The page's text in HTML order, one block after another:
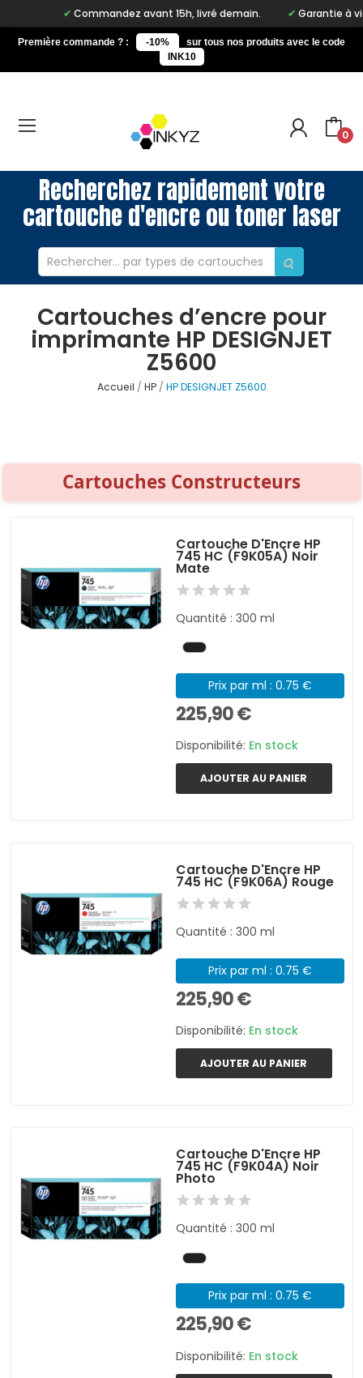
Commandez avant 15h, livré demain. Garantie à vie
Première commande ? : -10%
sur tous nos produits avec le code
INK10
0
Recherchez rapidement votre
cartouche d'encre ou toner laser
Cartouches d’encre pour
imprimante HP DESIGNJET
Z5600
Accueil HP HP DESIGNJET Z5600
Cartouches Constructeurs
Cartouche D'Encre HP
745 HC (F9K05A) Noir
Mate
Quantité : 300 ml
Prix par ml : 0.75 €
225,90 €
Disponibilité: En stock
AJOUTER AU PANIER
Cartouche D'Encre HP
745 HC (F9K06A) Rouge
Quantité : 300 ml
Prix par ml : 0.75 €
225,90 €
Disponibilité: En stock
AJOUTER AU PANIER
Cartouche D'Encre HP
745 HC (F9K04A) Noir
Photo
Quantité : 300 ml
Prix par ml : 0.75 €
225,90 €
Disponibilité: En stock